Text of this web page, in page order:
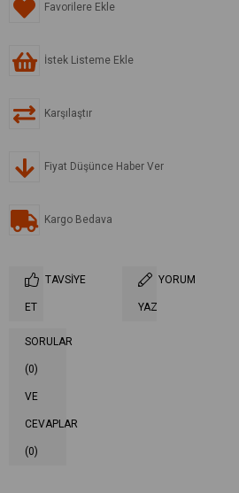
Favorilere Ekle
İstek Listeme Ekle
Karşılaştır
Fiyat Düşünce Haber Ver
Kargo Bedava
TAVSIYE
ET
YORUM
YAZ
SORULAR
(0)
VE
CEVAPLAR
(0)